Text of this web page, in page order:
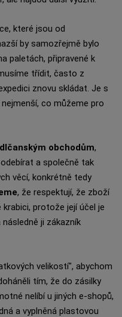
které jsou od
by samozřejmě bylo
paletách, připravené k
třídit, často z
znovu skládat. Je s
co můžeme pro
obchodům,
a společně tak
věcí, konkrétně tedy
, že respektují, že zboží
protože její účel je
ji zákazník
velikostí", abychom
tím, že do zásilky
nelíbí u jiných e-shopů,
a vyplněná plastovou